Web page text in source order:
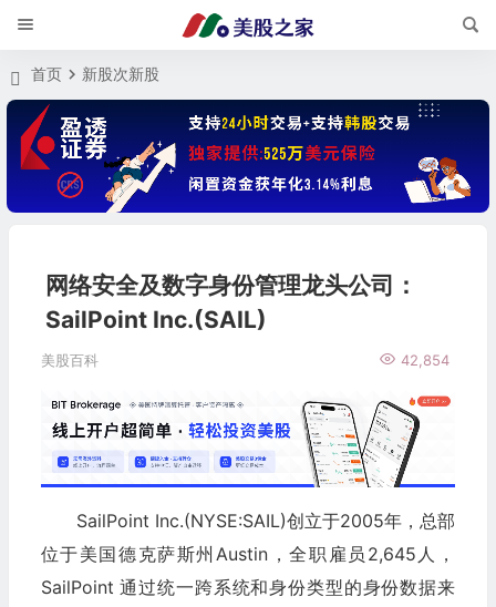
首页 新股次新股
网络安全及数字身份管理龙头公司：
SailPoint Inc.(SAIL)
美股百科 42,854
SailPoint Inc.(NYSE:SAIL)创立于2005年，总部
位于美国德克萨斯州Austin，全职雇员2,645人，
SailPoint 通过统一跨系统和身份类型的身份数据来